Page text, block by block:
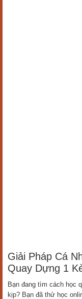
Giải Pháp Cá
Quay Dựng 1
Bạn đang tìm cách học
kịp? Bạn đã thử học